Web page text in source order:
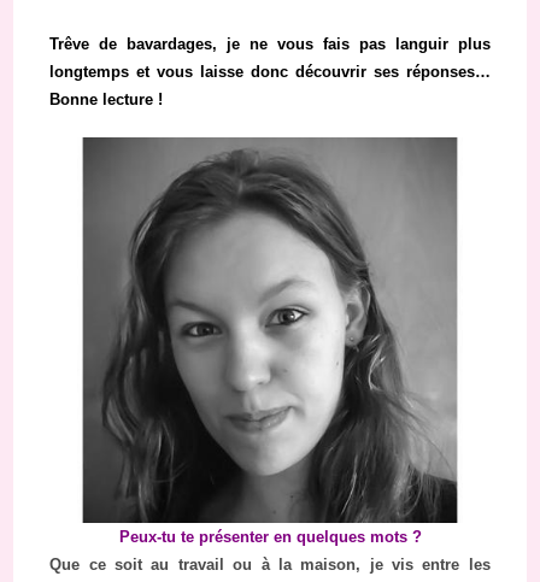
Trêve de bavardages, je ne vous fais pas languir plus
longtemps et vous laisse donc découvrir ses réponses…
Bonne lecture !
Peux-tu te présenter en quelques mots ?
Que ce soit au travail ou à la maison, je vis entre les